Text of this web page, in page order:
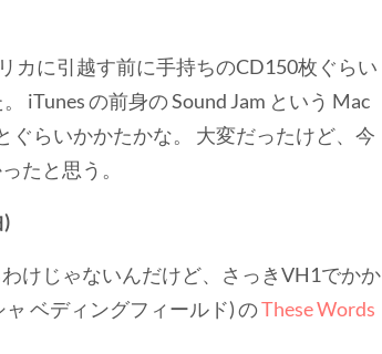
カに引越す前に手持ちのCD150枚ぐらい
iTunes の前身の Sound Jam という Mac
ぐらいかかたかな。 大変だったけど、今
たと思う。
けじゃないんだけど、さっきVH1でかか
ベディングフィールド) のThese Words